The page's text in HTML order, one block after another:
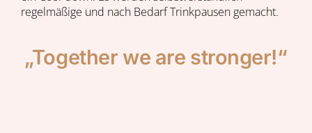
regelmäßige und nach Bedarf Trinkpausen gemacht.
„Together we are stronger!“